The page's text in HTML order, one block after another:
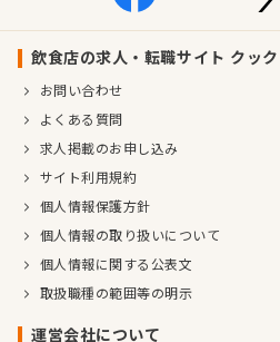
事業内容
不動産の所有及び経営
建物の設計、建築及び工事
建物の清掃、環境衛生管理
スポーツ施設・研修施設・
パン・菓子類、惣菜等の製
造園・緑化・外構工事の設
持管理
花き・植物の販売及び賃貸
園芸用材料の生産、販売及
有価証券に対する投資
飲食店の求人・転職サイト クッ
お問い合わせ
よくある質問
求人掲載のお申し込み
サイト利用規約
個人情報保護方針
個人情報の取り扱いについて
個人情報に関する公表文
取扱職種の範囲等の明示
運営会社について